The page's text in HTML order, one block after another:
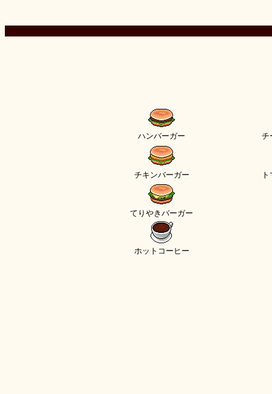
ハンバーガー チ
チキンバーガー
てりやきバーガー
ホットコーヒー